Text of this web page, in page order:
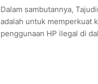
Dalam sambutannya,
adalah untuk memperkuat
penggunaan HP ilegal di